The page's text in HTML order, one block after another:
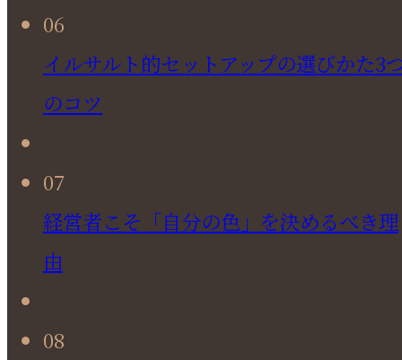
06
イルサルト的セットアップの選びかた3
のコツ
07
経営者こそ「自分の色」を決めるべき理
由
08